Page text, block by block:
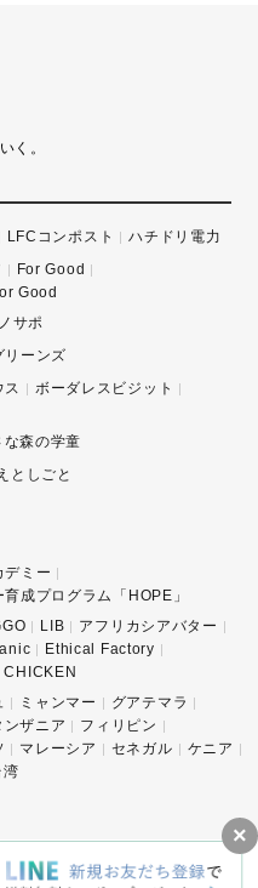
×
く。
LFCコンポスト ハチドリ電力
For Good
Good
サポ
リーンズ
ボーダレスビジット
な森の学童
としごと
デミー
成プログラム「HOPE」
LIB
アフリカシアバター
Ethical Factory
CHICKEN
ミャンマー
グアテマラ
ンザニア
フィリピン
マレーシア セネガル
ケニア
湾